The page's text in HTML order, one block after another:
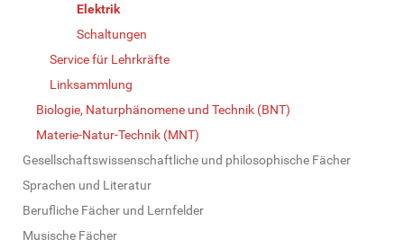
Elektrik
Schaltungen
Service für Lehrkräfte
Linksammlung
Biologie, Naturphänomene und Technik (BNT)
Materie-Natur-Technik (MNT)
Gesellschaftswissenschaftliche und philosophische Fächer
Sprachen und Literatur
Berufliche Fächer und Lernfelder
Musische Fächer